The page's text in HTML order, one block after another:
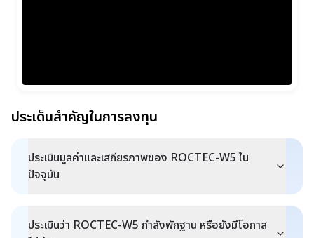
ประเด็นสำคัญในการลงทุน
ประเมินมูลค่าและเสถียรภาพของ ROCTEC-W5 ใน
ปัจจุบัน
ประเมินว่า ROCTEC-W5 กำลังพักฐาน หรือยังมีโอกาส